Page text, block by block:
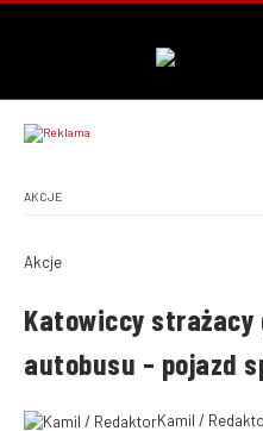
AKCJE
Akcje
Katowiccy strażacy
autobusu – pojazd
Kamil /